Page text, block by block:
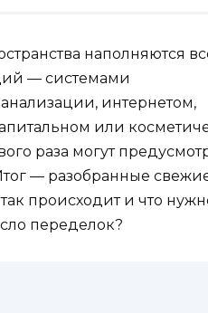
наполняются
— системами
интернетом,
или
раза могут
— разобранные
происходит и что
переделок?